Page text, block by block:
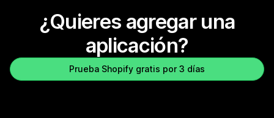
¿Quieres agregar una
aplicación?
Prueba Shopify gratis por 3 días